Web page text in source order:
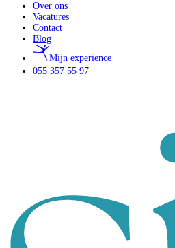
Over ons
Vacatures
Contact
Blog
Mijn experience
055 357 55 97